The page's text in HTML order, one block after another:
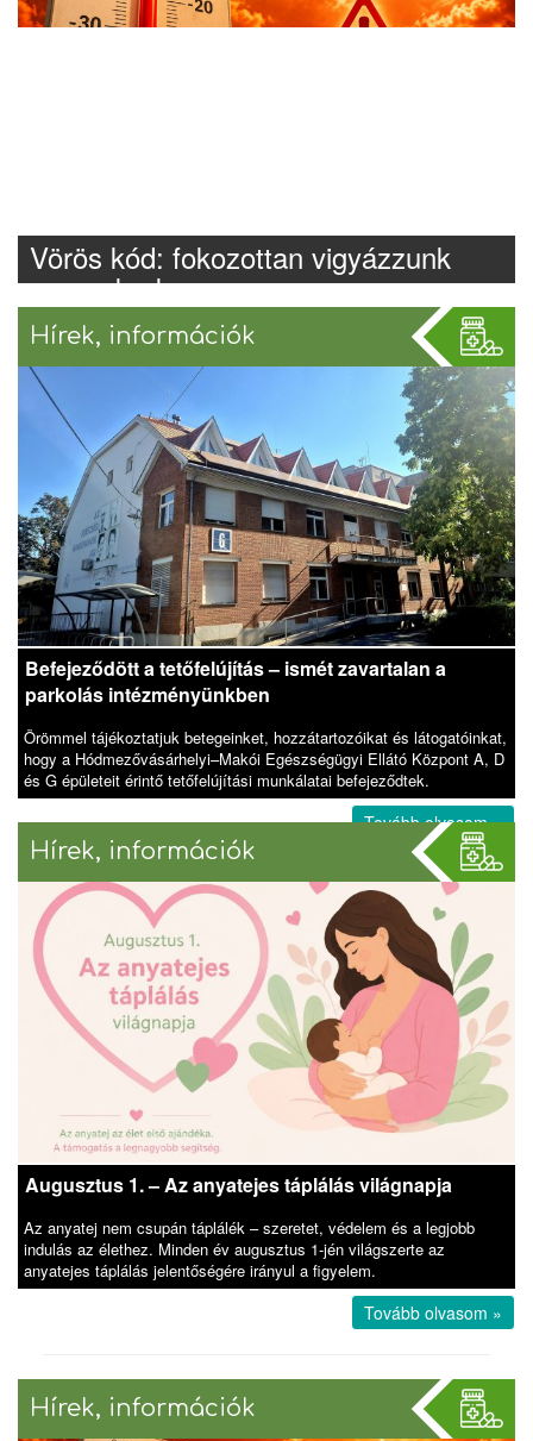
Vörös kód: fokozottan vigyázzunk
magunkra!
Hírek, információk
Befejeződött a tetőfelújítás – ismét zavartalan a
parkolás intézményünkben
Örömmel tájékoztatjuk betegeinket, hozzátartozóikat és látogatóinkat,
hogy a Hódmezővásárhelyi–Makói Egészségügyi Ellátó Központ A, D
és G épületeit érintő tetőfelújítási munkálatai befejeződtek.
Tovább olvasom »
Hírek, információk
Augusztus 1. – Az anyatejes táplálás világnapja
Az anyatej nem csupán táplálék – szeretet, védelem és a legjobb
indulás az élethez. Minden év augusztus 1-jén világszerte az
anyatejes táplálás jelentőségére irányul a figyelem.
Tovább olvasom »
Hírek, információk